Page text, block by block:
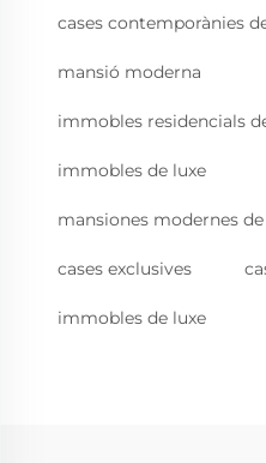
cases contemporànies
mansió moderna
immobles residencials
immobles de luxe
mansiones modernes
cases exclusives
immobles de luxe